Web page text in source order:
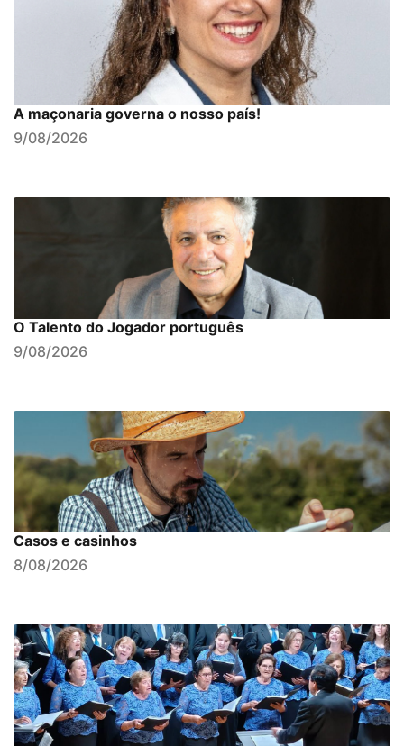
A maçonaria governa o nosso país!
9/08/2026
O Talento do Jogador português
9/08/2026
Casos e casinhos
8/08/2026